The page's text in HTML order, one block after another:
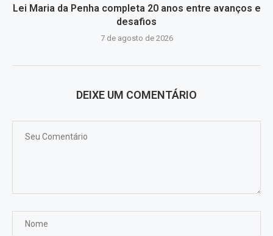
Lei Maria da Penha completa 20 anos entre avanços e
desafios
7 de agosto de 2026
DEIXE UM COMENTÁRIO